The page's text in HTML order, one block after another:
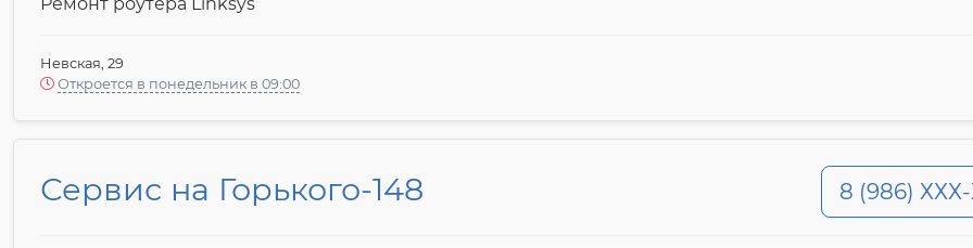
Невская, 29
Откроется в понедельник в 09:00
Сервис на Горького-148 8 (986) ХХХ-